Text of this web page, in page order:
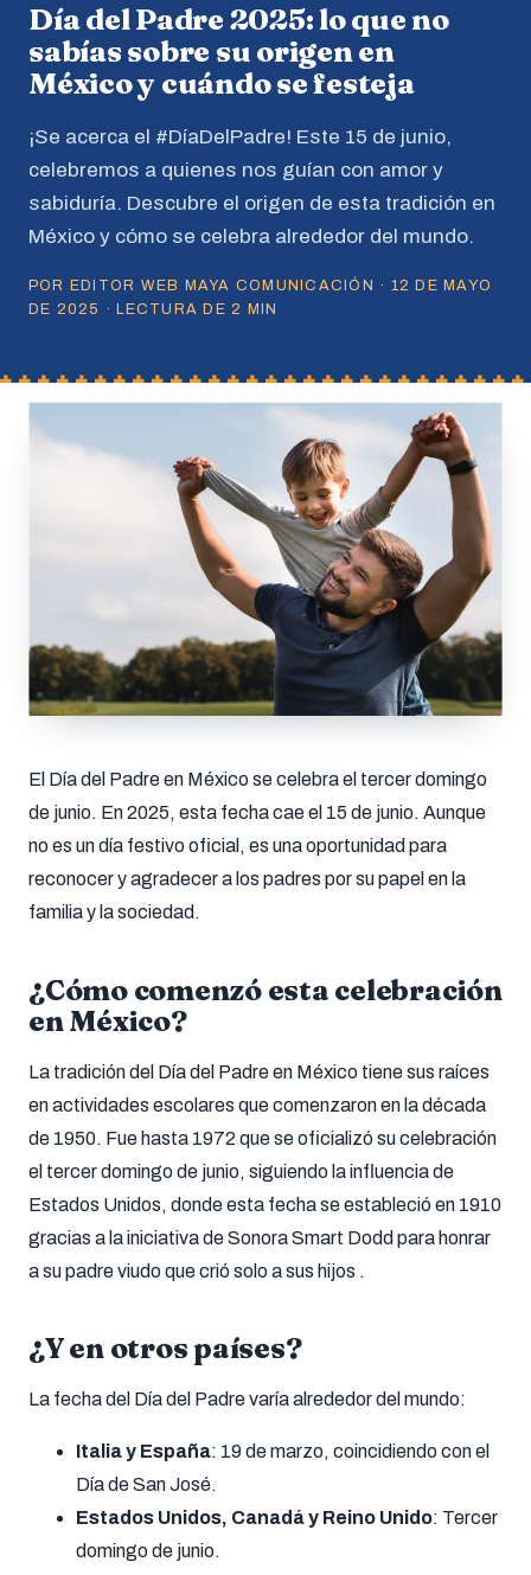
Día del Padre 2025: lo que no
sabías sobre su origen en
México y cuándo se festeja
¡Se acerca el #DíaDelPadre! Este 15 de junio,
celebremos a quienes nos guían con amor y
sabiduría. Descubre el origen de esta tradición en
México y cómo se celebra alrededor del mundo.
POR EDITOR WEB MAYA COMUNICACIÓN · 12 DE MAYO
DE 2025 · LECTURA DE 2 MIN
El Día del Padre en México se celebra el tercer domingo
de junio. En 2025, esta fecha cae el 15 de junio. Aunque
no es un día festivo oficial, es una oportunidad para
reconocer y agradecer a los padres por su papel en la
familia y la sociedad.
¿Cómo comenzó esta celebración
en México?
La tradición del Día del Padre en México tiene sus raíces
en actividades escolares que comenzaron en la década
de 1950. Fue hasta 1972 que se oficializó su celebración
el tercer domingo de junio, siguiendo la influencia de
Estados Unidos, donde esta fecha se estableció en 1910
gracias a la iniciativa de Sonora Smart Dodd para honrar
a su padre viudo que crió solo a sus hijos .
¿Y en otros países?
La fecha del Día del Padre varía alrededor del mundo:
Italia y España: 19 de marzo, coincidiendo con el
Día de San José.
Estados Unidos, Canadá y Reino Unido: Tercer
domingo de junio.